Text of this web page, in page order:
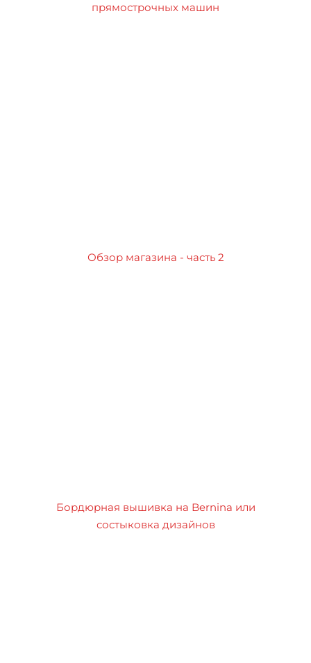
прямострочных машин
Обзор магазина - часть 2
Бордюрная вышивка на Bernina или
состыковка дизайнов